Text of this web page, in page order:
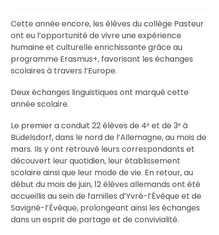
Cette année encore, les élèves du collège Pasteur
ont eu l’opportunité de vivre une expérience
humaine et culturelle enrichissante grâce au
programme Erasmus+, favorisant les échanges
scolaires à travers l’Europe.
Deux échanges linguistiques ont marqué cette
année scolaire.
Le premier a conduit 22 élèves de 4ᵉ et de 3ᵉ à
Büdelsdorf, dans le nord de l’Allemagne, au mois de
mars. Ils y ont retrouvé leurs correspondants et
découvert leur quotidien, leur établissement
scolaire ainsi que leur mode de vie. En retour, au
début du mois de juin, 12 élèves allemands ont été
accueillis au sein de familles d’Yvré-l’Évêque et de
Savigné-l’Évêque, prolongeant ainsi les échanges
dans un esprit de partage et de convivialité.